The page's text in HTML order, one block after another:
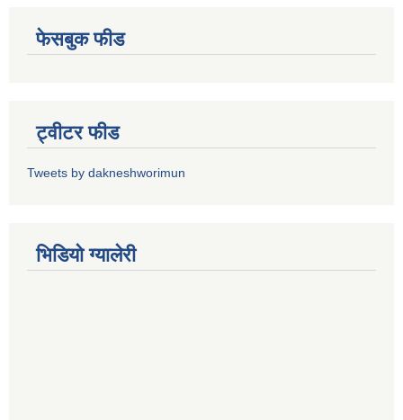
फेसबुक फीड
ट्वीटर फीड
Tweets by dakneshworimun
भिडियाे ग्यालेरी